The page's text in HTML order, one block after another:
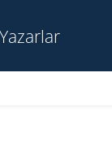
Yazarlar